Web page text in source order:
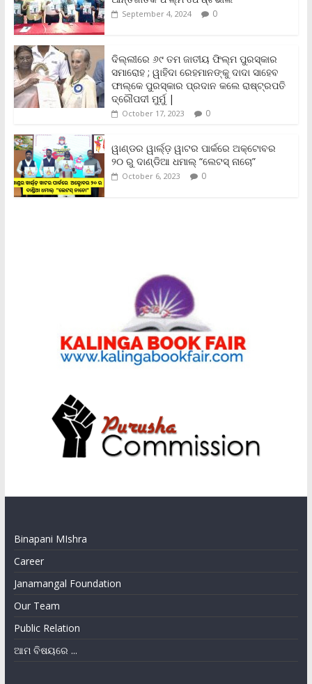
o
k
r
p
p
n
k
r
i
d
l
y
September 4, 2024 0
ଦିଲ୍ଲୀରେ ୬୯ ତମ ଜାତୀୟ ଫିଲ୍ମ ପୁରସ୍କାର
ସମାରୋହ ; ୱାହିଦା ରେହମାନଙ୍କୁ ଦାଦା ସାହେବ
ଫାଲ୍‌କେ ପୁରସ୍କାର ପ୍ରଦାନ କଲେ ରାଷ୍ଟ୍ରପତି
ଦ୍ରୌପଦୀ ମୁର୍ମୁ |
October 17, 2023 0
ୱାଣ୍ଡର ୱାର୍ଲ୍‌ଡ଼ ୱାଟର ପାର୍କରେ ଅକ୍ଟୋବର
୨୦ ରୁ ଦାଣ୍ଡିଆ ଧମାଲ୍ “ଲେଟସ୍ ନାଚୋ”
October 6, 2023 0
Binapani MIshra
Career
Janamangal Foundation
Our Team
Public Relation
ଆମ ବିଷୟରେ ...